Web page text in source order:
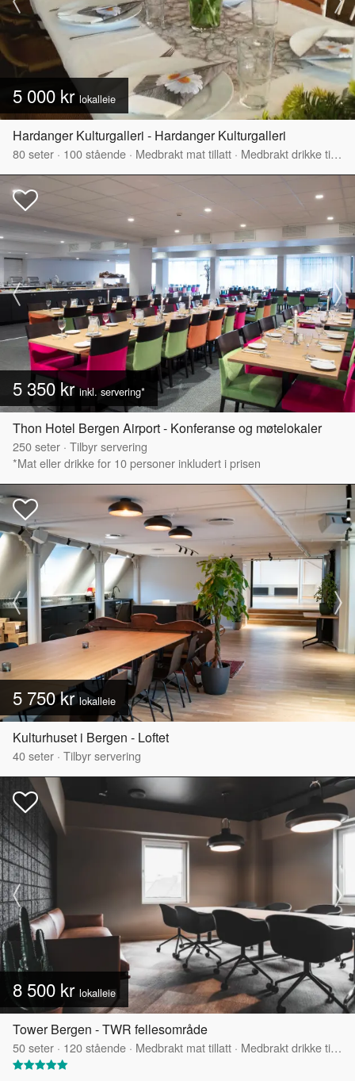
5 000 krlokalleie
Hardanger Kulturgalleri - Hardanger Kulturgalleri
80seter · 100stående · Medbrakt mat tillatt · Medbrakt drikke tillatt
5 350 krinkl. servering*
Thon Hotel Bergen Airport - Konferanse og møtelokaler
250seter · Tilbyr servering
*Mat eller drikke for 10 personer inkludert i prisen
5 750 krlokalleie
Kulturhuset i Bergen - Loftet
40seter · Tilbyr servering
8 500 kr lokalleie
Tower Bergen - TWR fellesområde
50seter · 120stående · Medbrakt mat tillatt · Medbrakt drikke tillatt